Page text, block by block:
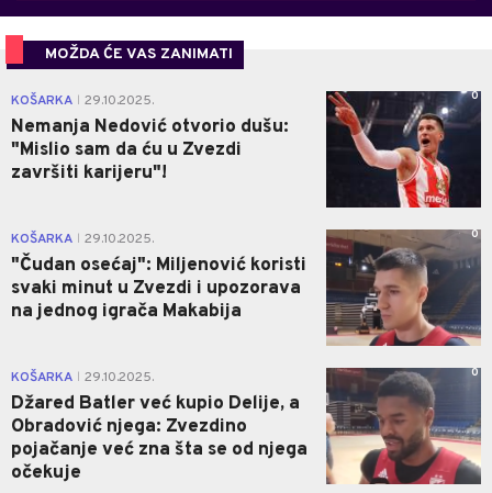
MOŽDA ĆE VAS ZANIMATI
KOŠARKA 29.10.2025.
Nemanja Nedović otvorio dušu:
"Mislio sam da ću u Zvezdi
završiti karijeru"!
0
KOŠARKA 29.10.2025.
"Čudan osećaj": Miljenović koristi
svaki minut u Zvezdi i upozorava
na jednog igrača Makabija
0
KOŠARKA 29.10.2025.
Džared Batler već kupio Delije, a
Obradović njega: Zvezdino
pojačanje već zna šta se od njega
očekuje
0